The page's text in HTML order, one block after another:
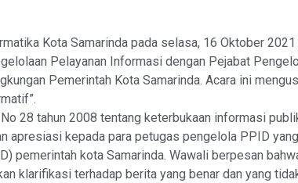
Kota Samarinda pada selasa, 16 Oktober 2021
Pelayanan Informasi dengan Pejabat
Pemerintah Kota Samarinda. Acara ini
28 tahun 2008 tentang keterbukaan informasi
apresiasi kepada para petugas pengelola PPID
pemerintah kota Samarinda. Wawali berpesan
klarifikasi terhadap berita yang benar dan yang